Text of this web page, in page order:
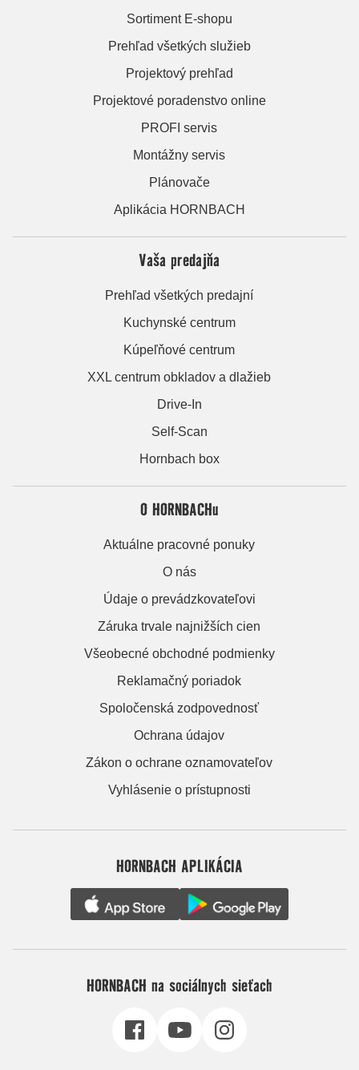
Sortiment E-shopu
Prehľad všetkých služieb
Projektový prehľad
Projektové poradenstvo online
PROFI servis
Montážny servis
Plánovače
Aplikácia HORNBACH
Vaša predajňa
Prehľad všetkých predajní
Kuchynské centrum
Kúpeľňové centrum
XXL centrum obkladov a dlažieb
Drive-In
Self-Scan
Hornbach box
O HORNBACHu
Aktuálne pracovné ponuky
O nás
Údaje o prevádzkovateľovi
Záruka trvale najnižších cien
Všeobecné obchodné podmienky
Reklamačný poriadok
Spoločenská zodpovednosť
Ochrana údajov
Zákon o ochrane oznamovateľov
Vyhlásenie o prístupnosti
HORNBACH APLIKÁCIA
HORNBACH na sociálnych sieťach